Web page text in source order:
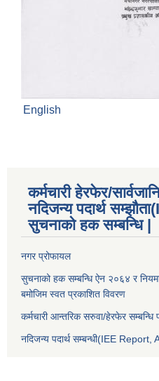
English
कर्मचारी हेरफेर/
नदिजन्य पदार्थ
सुचनाको हक सम्बन्धि |
नगर प्रोफायल
सुचनाको हक सम्बन्धि ऐन २०६४ र
बमोजिम स्वत प्रकाशित विवरण
कर्मचारी आन्तरिक सरुवा/हेरफेर सम्बन्धि
नदिजन्य पदार्थ सम्बन्धी(IEE